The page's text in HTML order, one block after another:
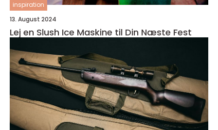
inspiration
13. August 2024
Lej en Slush Ice Maskine til Din Næste Fest